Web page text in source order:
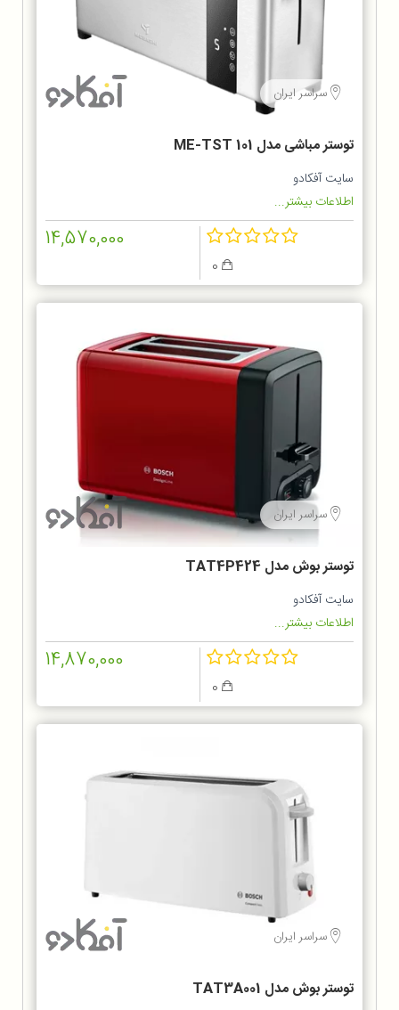
سراسر ایران
توستر مباشی مدل ME-TST 101
سایت آفکادو
اطلاعات بیشتر...
14,570,000
سراسر ایران
توستر بوش مدل TAT4P424
سایت آفکادو
اطلاعات بیشتر...
14,870,000
سراسر ایران
توستر بوش مدل TAT3A001